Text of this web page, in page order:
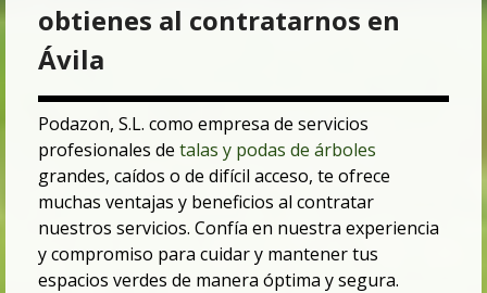
obtienes al contratarnos en
Ávila
Podazon, S.L. como empresa de servicios
profesionales de talas y podas de árboles
grandes, caídos o de difícil acceso, te ofrece
muchas ventajas y beneficios al contratar
nuestros servicios. Confía en nuestra experiencia
y compromiso para cuidar y mantener tus
espacios verdes de manera óptima y segura.